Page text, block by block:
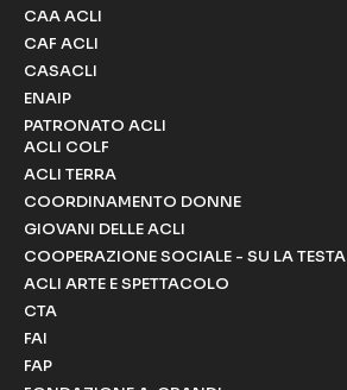
CAA ACLI
CAF ACLI
CASACLI
ENAIP
PATRONATO ACLI
ACLI COLF
ACLI TERRA
COORDINAMENTO DONNE
GIOVANI DELLE ACLI
COOPERAZIONE SOCIALE - SU LA TESTA
ACLI ARTE E SPETTACOLO
CTA
FAI
FAP